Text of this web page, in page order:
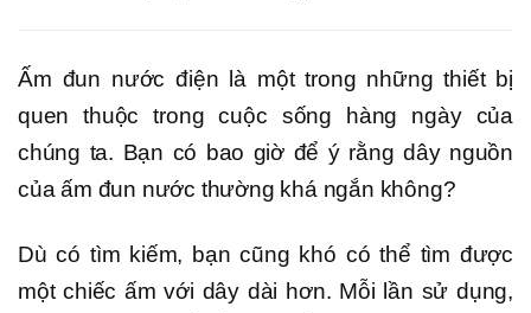
Ấm đun nước điện là một trong những thiết bị
quen thuộc trong cuộc sống hàng ngày của
chúng ta. Bạn có bao giờ để ý rằng dây nguồn
của ấm đun nước thường khá ngắn không?
Dù có tìm kiếm, bạn cũng khó có thể tìm được
một chiếc ấm với dây dài hơn. Mỗi lần sử dụng,